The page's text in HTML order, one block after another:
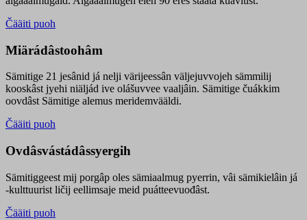
Čääiti puoh
Miärádâstoohâm
Sämitige 21 jesânid já nelji värijeessân väljejuvvojeh sämmilij
kooskâst jyehi niäljád ive olášuvvee vaaljâin. Sämitige čuákkim
oovdâst Sämitige alemus meridemvääldi.
Čääiti puoh
Ovdâsvástádâssyergih
Sämitiggeest mij porgâp oles sämiaalmug pyerrin, vâi sämikielâin já
-kulttuurist ličij eellimsaje meid puátteevuođâst.
Čääiti puoh